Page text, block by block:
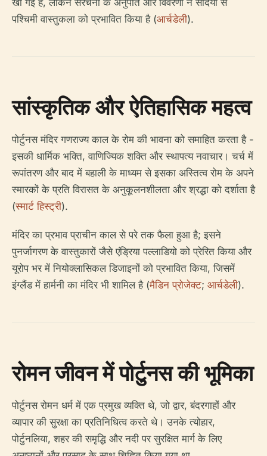
पश्चिमी वास्तुकला को प्रभावित किया है (आर्चडेली).
सांस्कृतिक और ऐतिहासिक महत्व
पोर्टुनस मंदिर गणराज्य काल के रोम की भावना को समाहित करता है -
इसकी धार्मिक भक्ति, वाणिज्यिक शक्ति और स्थापत्य नवाचार। चर्च में
रूपांतरण और बाद में बहाली के माध्यम से इसका अस्तित्व रोम के अपने
स्मारकों के प्रति विरासत के अनुकूलनशीलता और श्रद्धा को दर्शाता है
(स्मार्ट हिस्ट्री).
मंदिर का प्रभाव प्राचीन काल से परे तक फैला हुआ है; इसने
पुनर्जागरण के वास्तुकारों जैसे एंड्रिया पल्लाडियो को प्रेरित किया और
यूरोप भर में नियोक्लासिकल डिजाइनों को प्रभावित किया, जिसमें
इंग्लैंड में हार्मनी का मंदिर भी शामिल है (मैडिन प्रोजेक्ट; आर्चडेली).
रोमन जीवन में पोर्टुनस की भूमिका
पोर्टुनस रोमन धर्म में एक प्रमुख व्यक्ति थे, जो द्वार, बंदरगाहों और
व्यापार की सुरक्षा का प्रतिनिधित्व करते थे। उनके त्योहार,
पोर्टुनलिया, शहर की समृद्धि और नदी पर सुरक्षित मार्ग के लिए